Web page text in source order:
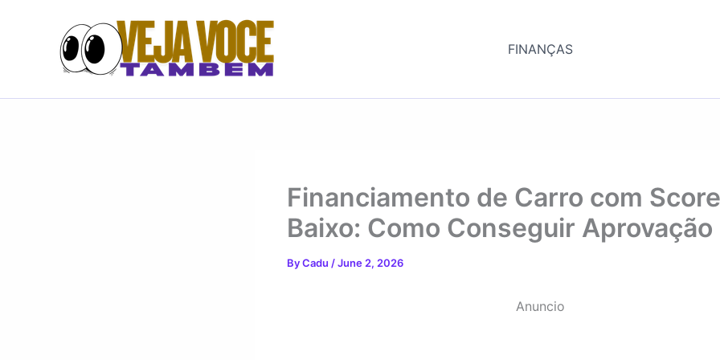
FINANÇAS
Financiamento de Carro com Score
Baixo: Como Conseguir Aprovação
ByCadu /June 2, 2026
Anuncio